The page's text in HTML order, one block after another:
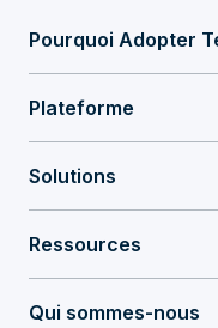
Pourquoi Adopter
Plateforme
Solutions
Ressources
Qui sommes-nous